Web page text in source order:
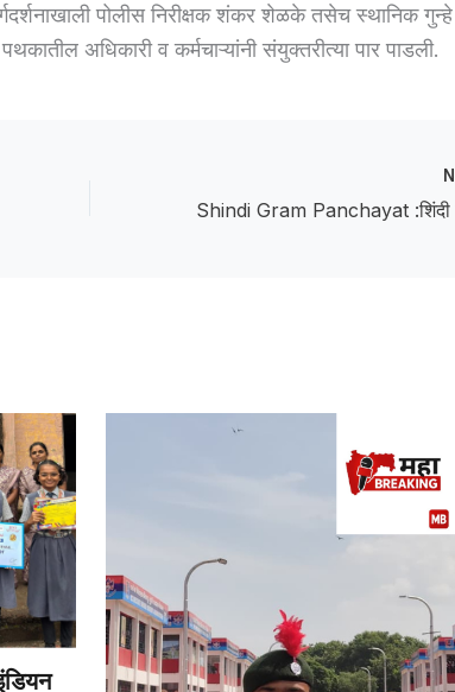
पोलीस निरीक्षक शंकर शेळके तसेच स्थानिक गुन्हे
अधिकारी व कर्मचाऱ्यांनी संयुक्तरीत्या पार पाडली.